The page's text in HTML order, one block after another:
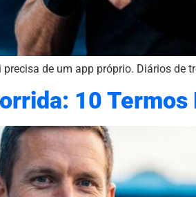
de um app próprio. Diários
10 Termos